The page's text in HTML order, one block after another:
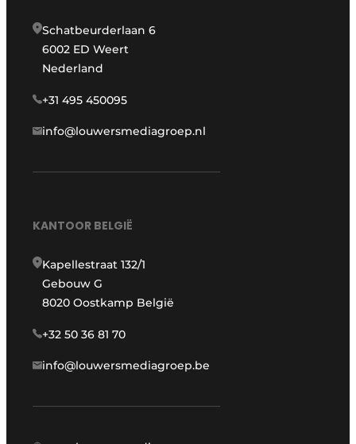
Schatbeurderlaan 6
6002 ED Weert
Nederland
+31 495 450095
info@louwersmediagroep.nl
KANTOOR BELGIË
Kapellestraat 132/1
Gebouw G
8020 Oostkamp België
+32 50 36 81 70
info@louwersmediagroep.be